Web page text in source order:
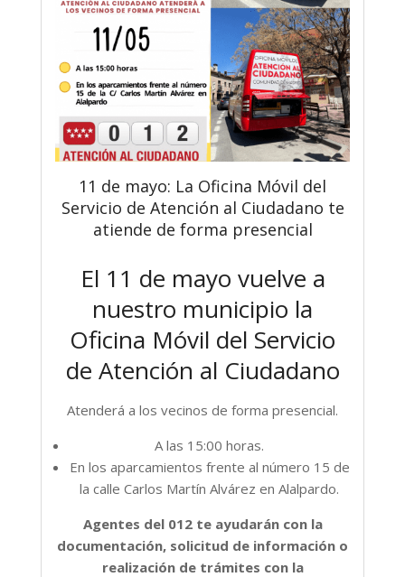
11 de mayo: La Oficina Móvil del
Servicio de Atención al Ciudadano te
atiende de forma presencial
El 11 de mayo vuelve a
nuestro municipio la
Oficina Móvil del Servicio
de Atención al Ciudadano
Atenderá a los vecinos de forma presencial.
A las 15:00 horas.
En los aparcamientos frente al número 15 de
la calle Carlos Martín Alvárez en Alalpardo.
Agentes del 012 te ayudarán con la
documentación, solicitud de información o
realización de trámites con la